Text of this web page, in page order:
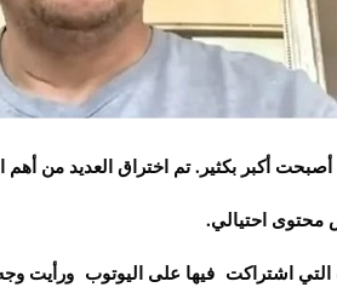
أكبر بكثير. تم اختراق العديد من أهم
محتوى احتيالي.
اشتراكت فيها على اليوتوب ورأيت